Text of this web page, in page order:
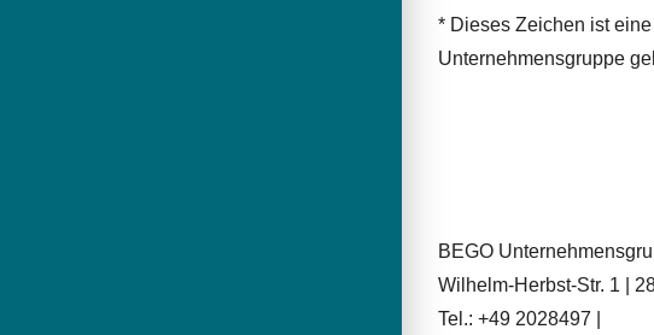
* Dieses Zeichen ist
Unternehmensgruppe
BEGO
Wilhelm-Herbst-Str. 1 |
Tel.: +49 2028497 |